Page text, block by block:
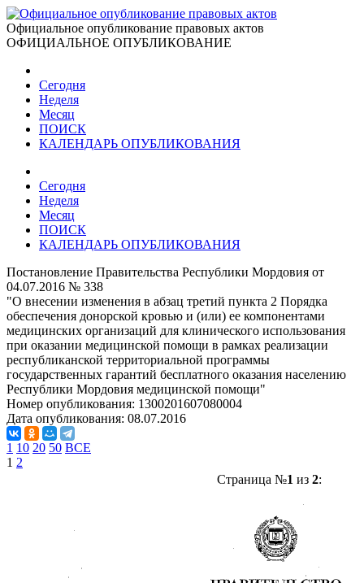
Официальное опубликование правовых актов
ОФИЦИАЛЬНОЕ ОПУБЛИКОВАНИЕ
Сегодня
Неделя
Месяц
ПОИСК
КАЛЕНДАРЬ ОПУБЛИКОВАНИЯ
Сегодня
Неделя
Месяц
ПОИСК
КАЛЕНДАРЬ ОПУБЛИКОВАНИЯ
Постановление Правительства Республики Мордовия от
04.07.2016 № 338
"О внесении изменения в абзац третий пункта 2 Порядка
обеспечения донорской кровью и (или) ее компонентами
медицинских организаций для клинического использования
при оказании медицинской помощи в рамках реализации
республиканской территориальной программы
государственных гарантий бесплатного оказания населению
Республики Мордовия медицинской помощи"
Номер опубликования: 1300201607080004
Дата опубликования: 08.07.2016
1 10 20 50 ВСЕ
1 2
Страница №1 из 2: